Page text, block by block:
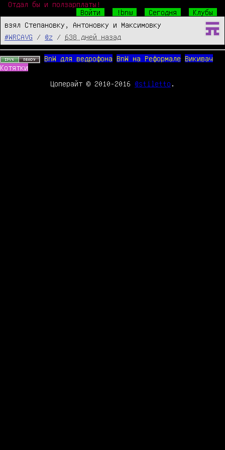
Отдал бы и ползарплаты!
Войти
!bnw Сегодня
Клубы
взял Степановку, Антоновку и Максимовку
#WRCAVG
/ @z / 638 дней назад
BnW для ведрофона BnW на Реформале
Викивач
Котятки
Цоперайт © 2010-2016 @stiletto